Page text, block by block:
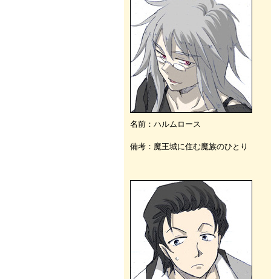
名前：ハルムロース
備考：魔王城に住む魔族のひとり